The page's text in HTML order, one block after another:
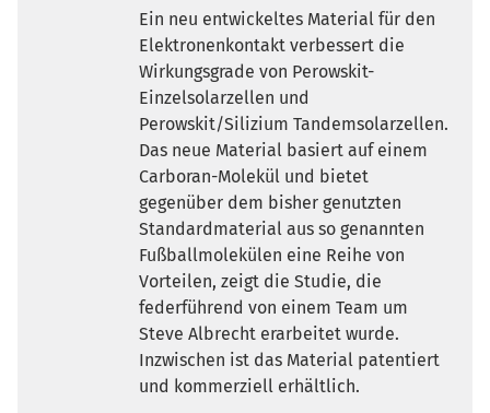
Ein neu entwickeltes Material für den
Elektronenkontakt verbessert die
Wirkungsgrade von Perowskit-
Einzelsolarzellen und
Perowskit/Silizium Tandemsolarzellen.
Das neue Material basiert auf einem
Carboran-Molekül und bietet
gegenüber dem bisher genutzten
Standardmaterial aus so genannten
Fußballmolekülen eine Reihe von
Vorteilen, zeigt die Studie, die
federführend von einem Team um
Steve Albrecht erarbeitet wurde.
Inzwischen ist das Material patentiert
und kommerziell erhältlich.